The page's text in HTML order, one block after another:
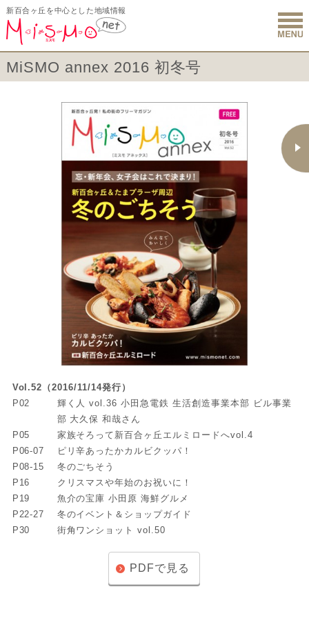
新百合ヶ丘を中心とした地域情報
新百合ヶ
MiSMO annex 2016 初冬号
Vol.52（2016/11/14発行）
P02
輝く人 vol.36 小田急電鉄 生活創造事業本部 ビル事業
部 大久保 和哉さん
P05
家族そろって新百合ヶ丘エルミロードへvol.4
P06-07
ピリ辛あったかカルビクッパ！
P08-15
冬のごちそう
P16
クリスマスや年始のお祝いに！
P19
魚介の宝庫 小田原 海鮮グルメ
P22-27
冬のイベント＆ショップガイド
P30
街角ワンショット vol.50
PDFで見る